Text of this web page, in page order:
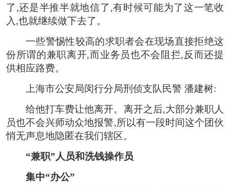
了,还是半推半就地信了,有时候可能为了这一笔收
入,也就继续做下去了。
一些警惕性较高的求职者会在现场直接拒绝这
份所谓的兼职离开,而业务员也不会阻拦,反而还提
供相应路费。
上海市公安局闵行分局刑侦支队民警 潘建树:
给他打车费让他离开。离开之后,大部分兼职人
员也不会兴师动众地报警,所以有一段时间这个团伙
悄无声息地隐匿在我们辖区。
“兼职”人员和洗钱操作员
集中“办公”